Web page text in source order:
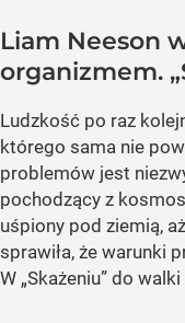
Liam Neeson
organizmem.
Ludzkość po raz
którego sama nie
problemów jest
pochodzący z
uśpiony pod ziemią,
sprawiła, że warunki
W „Skażeniu” do